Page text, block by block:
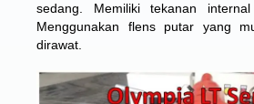
sedang. Memiliki tekanan
Menggunakan flens putar yang
dirawat.